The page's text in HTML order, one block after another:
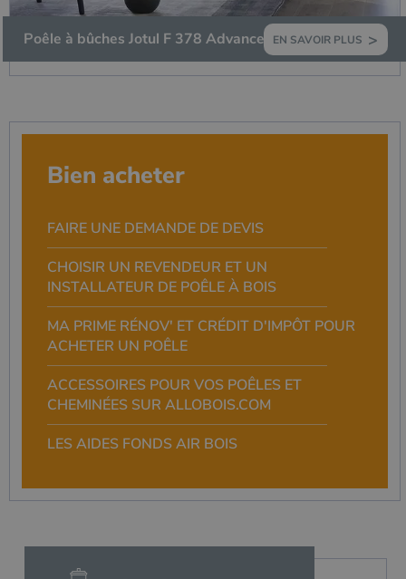
Poêle à bûches Jotul F 378 Advance EN SAVOIR PLUS
Bien acheter
FAIRE UNE DEMANDE DE DEVIS
CHOISIR UN REVENDEUR ET UN
INSTALLATEUR DE POÊLE À BOIS
MA PRIME RÉNOV' ET CRÉDIT D'IMPÔT POUR
ACHETER UN POÊLE
ACCESSOIRES POUR VOS POÊLES ET
CHEMINÉES SUR ALLOBOIS.COM
LES AIDES FONDS AIR BOIS